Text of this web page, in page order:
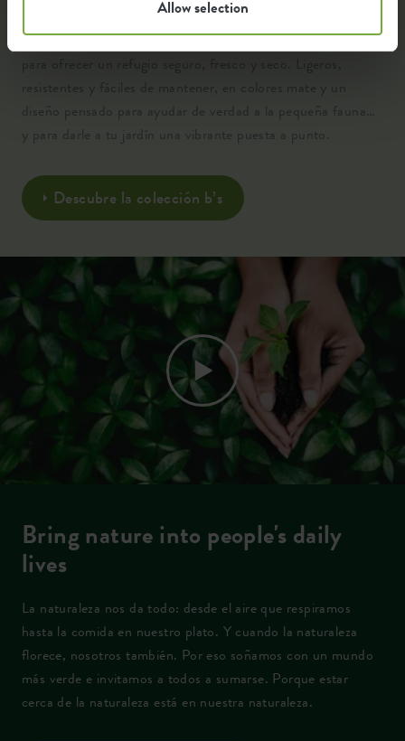
Allow selection
Hechos con plástico de alta calidad 100% reciclado y
diseñados con aislamiento, ventilación y drenaje inteligentes
resistentes y fáciles de mantener, en colores mate y un
diseño pensado para ayudar de verdad a la pequeña fauna…
y para darle a tu jardín una vibrante puesta a punto.
Descubre la colección b’s
Bring nature into people's daily
lives
La naturaleza nos da todo: desde el aire que respiramos
hasta la comida en nuestro plato. Y cuando la naturaleza
florece, nosotros también. Por eso soñamos con un mundo
más verde e invitamos a todos a sumarse. Porque estar
cerca de la naturaleza está en nuestra naturaleza.